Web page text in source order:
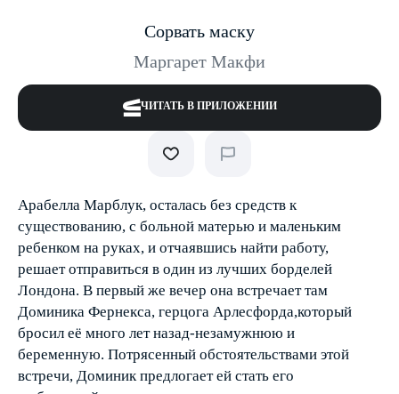
Сорвать маску
Маргарет Макфи
ЧИТАТЬ В ПРИЛОЖЕНИИ
Арабелла Марблук, осталась без средств к
существованию, с больной матерью и маленьким
ребенком на руках, и отчаявшись найти работу,
решает отправиться в один из лучших борделей
Лондона. В первый же вечер она встречает там
Доминика Фернекса, герцога Арлесфорда,который
бросил её много лет назад-незамужнюю и
беременную. Потрясенный обстоятельствами этой
встречи, Доминик предлогает ей стать его